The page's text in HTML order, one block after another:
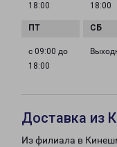
18:00 18:00
с 09:00 до
18:00
Доставка из
Из филиала в